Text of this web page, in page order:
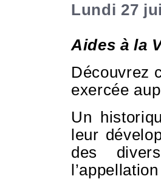
Lundi 27
Aides à la
Découvrez
exercée
Un
leur
des